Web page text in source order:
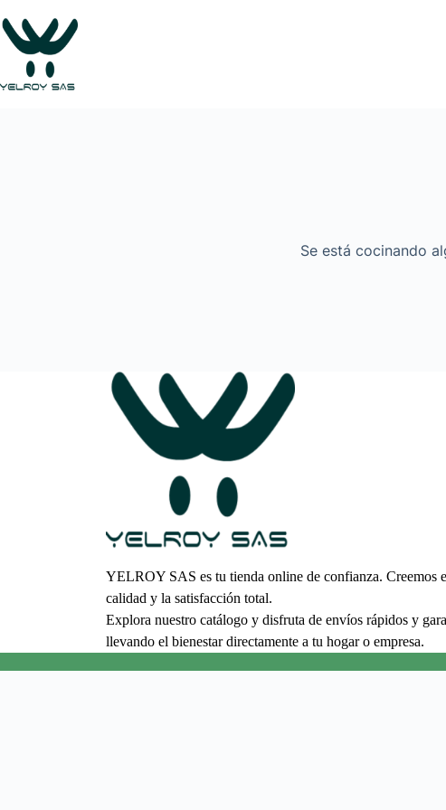
al
contenido
Se está cocinando
YELROY SAS es tu tienda online de confianza. Creemos
calidad y la satisfacción total.
Explora nuestro catálogo y disfruta de envíos rápidos y
llevando el bienestar directamente a tu hogar o empresa.